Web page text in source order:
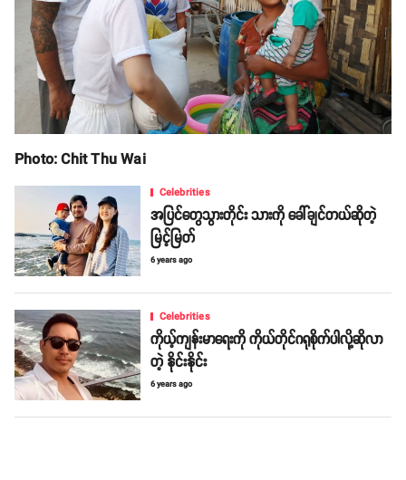
Photo: Chit Thu Wai
Celebrities
အပြင်တွေသွားတိုင်း သားကို ခေါ်ချင်တယ်ဆိုတဲ့
မြင့်မြတ်
6 years ago
Celebrities
ကိုယ့်ကျန်းမာရေးကို ကိုယ်တိုင်ဂရုစိုက်ပါလို့ဆိုလာ
တဲ့ နိုင်းနိုင်း
6 years ago